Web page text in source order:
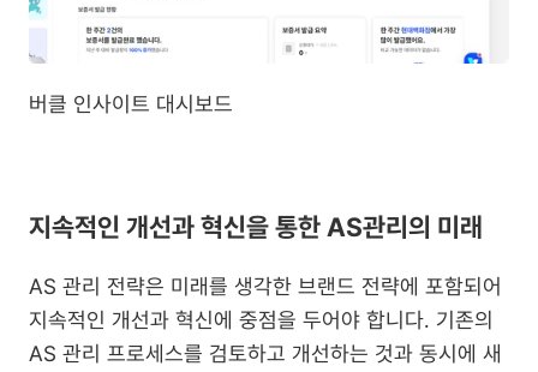
버클 인사이트 대시보드
지속적인 개선과 혁신을 통한 AS관리의 미래
AS 관리 전략은 미래를 생각한 브랜드 전략에 포함되어
지속적인 개선과 혁신에 중점을 두어야 합니다. 기존의
AS 관리 프로세스를 검토하고 개선하는 것과 동시에 새